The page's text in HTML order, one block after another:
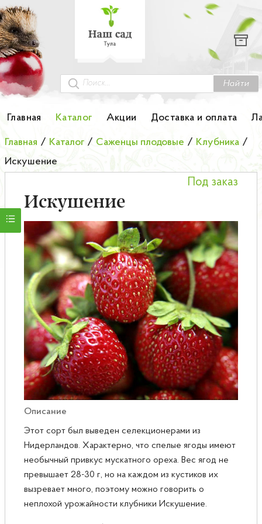
Найти
Главная Каталог Акции Доставка и оплата
Каталог
Гортензии
Грунты
Колоновидные деревья
Лук-севок
Малина
Мини-деревья
НОВИНКА Английские и Японские розы
Саженцы плодовые
Сирень
Главная / Каталог / Саженцы плодовые / Клубника /
Искушение
Искушение
Под заказ
Описание
Этот сорт был выведен селекционерами из
Нидерландов. Характерно, что спелые ягоды имеют
необычный привкус мускатного ореха. Вес ягод не
превышает 28-30 г, но на каждом из кустиков их
вызревает много, поэтому можно говорить о
неплохой урожайности клубники Искушение.